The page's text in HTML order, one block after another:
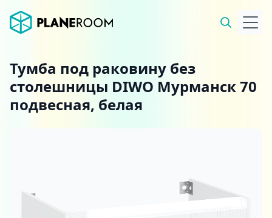
Тумба под раковину без
столешницы DIWO Мурманск 70
подвесная, белая